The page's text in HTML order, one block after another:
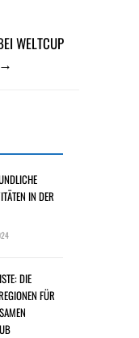
WELTCUP
→
IN DER
DIE
FÜR